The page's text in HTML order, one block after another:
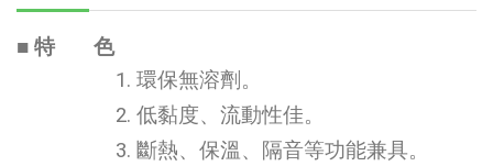
■ 特 色
1. 環保無溶劑。
2. 低黏度、流動性佳。
3. 斷熱、保溫、隔音等功能兼具。